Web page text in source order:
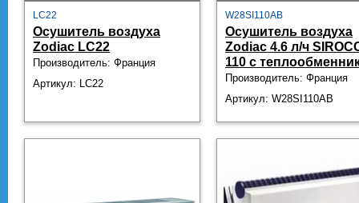
LC22
Осушитель воздуха
Zodiac LC22
Производитель: Франция
Артикул: LC22
W28SI110AB
Осушитель воздуха
Zodiac 4.6 л/ч
110 с
Производитель: Франция
Артикул: W28SI110AB